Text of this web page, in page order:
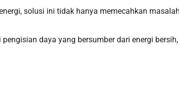
solusi ini tidak hanya memecahkan masalah
daya yang bersumber dari energi bersih,